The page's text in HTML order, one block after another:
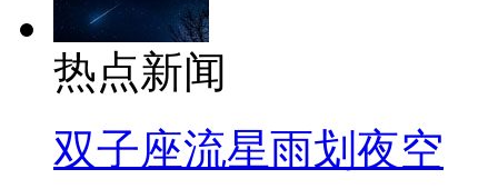
热点新闻
双子座流星雨划夜空